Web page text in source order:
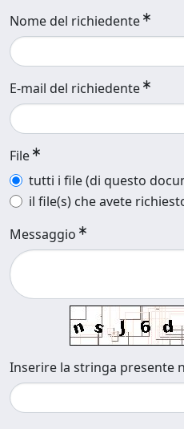
Nome del richiedente
E-mail del richiedente
File
tutti i file (di questo
il file(s) che avete
Messaggio
Inserire la stringa presente